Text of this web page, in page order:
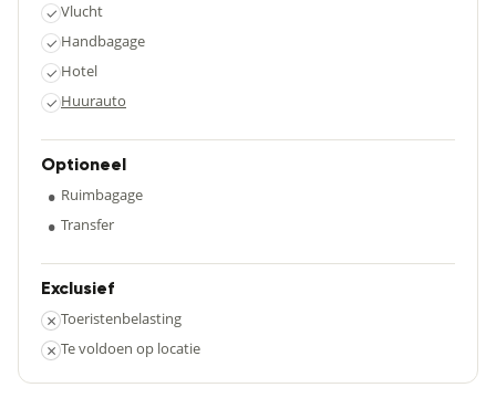
✓Vlucht
✓ Handbagage
✓ Hotel
✓ Huurauto
Optioneel
• Ruimbagage
• Transfer
Exclusief
× Toeristenbelasting
× Te voldoen op locatie